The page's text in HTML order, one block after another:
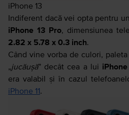
iPhone 13
Indiferent dacă vei opta pentru un
iPhone 13 Pro, dimensiunea
2.82 x 5.78 x 0.3 inch.
Când vine vorba de culori,
„jucăușă” decât cea a lui
era valabil și în cazul
iPhone 11.